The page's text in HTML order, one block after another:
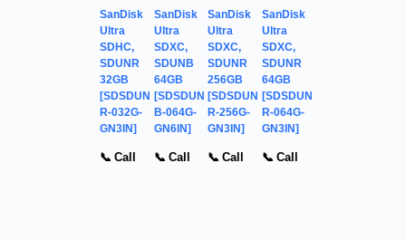
SanDisk
Ultra
SDHC,
SDUNR
32GB
[SDSDUN
R-032G-
GN3IN]
📞 Call
SanDisk
Ultra
SDXC,
SDUNB
64GB
[SDSDUN
B-064G-
GN6IN]
📞 Call
SanDisk
Ultra
SDXC,
SDUNR
256GB
[SDSDUN
R-256G-
GN3IN]
📞 Call
SanDisk
Ultra
SDXC,
SDUNR
64GB
[SDSDUN
R-064G-
GN3IN]
📞 Call